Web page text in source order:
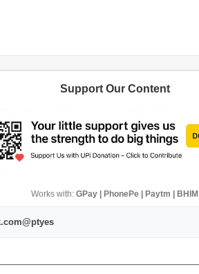
Support Our Content
Works with:GPay | PhonePe | Paytm | BHIM